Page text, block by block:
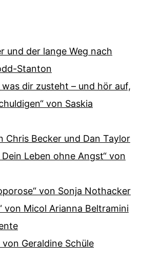
und der lange Weg nach
Stanton
dir zusteht – und hör auf,
von Saskia
Chris Becker und Dan Taylor
Leben ohne Angst“ von
von Sonja Nothacker
von Micol Arianna Beltramini
Geraldine Schüle